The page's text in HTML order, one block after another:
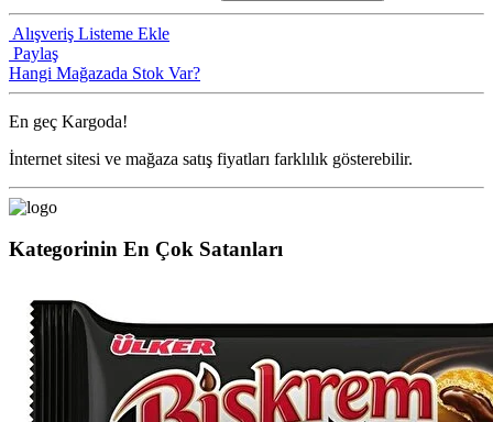
Alışveriş Listeme Ekle
Paylaş
Hangi Mağazada Stok Var?
En geç Kargoda!
İnternet sitesi ve mağaza satış fiyatları farklılık gösterebilir.
Kategorinin En Çok Satanları